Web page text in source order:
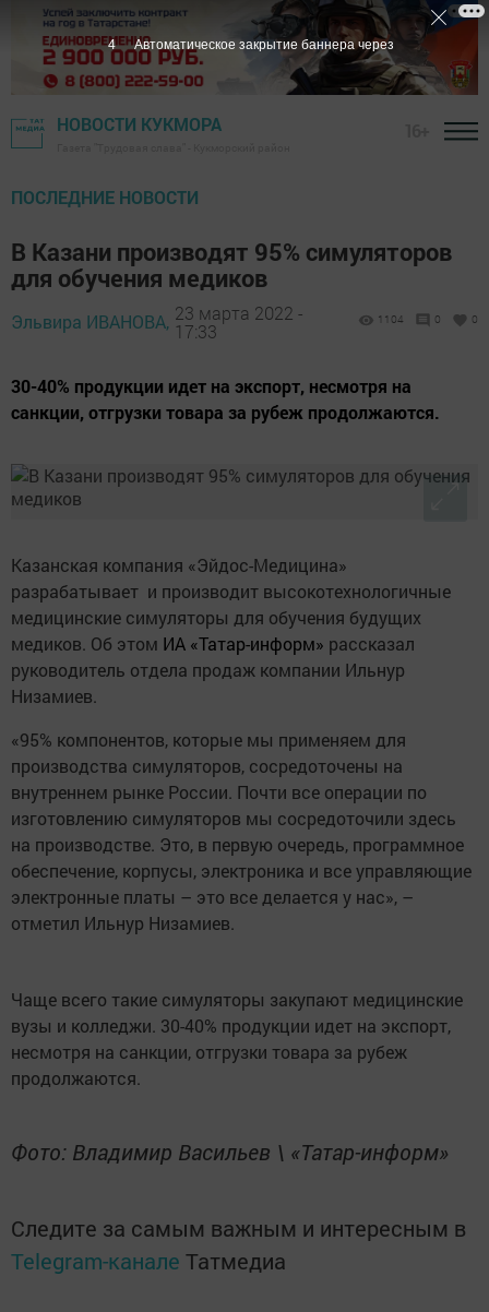
НОВОСТИ КУКМОРА
ПОСЛЕДНИЕ НОВОСТИ
В Казани производят 95% симуляторов
для обучения медиков
Эльвира ИВАНОВА, 23 марта 2022 -
17:33
1104 0 0
30-40% продукции идет на экспорт, несмотря на
санкции, отгрузки товара за рубеж продолжаются.
Казанская компания «Эйдос-Медицина»
разрабатывает и производит высокотехнологичные
медицинские симуляторы для обучения будущих
медиков. Об этом ИА «Татар-информ» рассказал
руководитель отдела продаж компании Ильнур
Низамиев.
«95% компонентов, которые мы применяем для
производства симуляторов, сосредоточены на
внутреннем рынке России. Почти все операции по
изготовлению симуляторов мы сосредоточили здесь
на производстве. Это, в первую очередь, программное
обеспечение, корпусы, электроника и все управляющие
электронные платы – это все делается у нас», –
отметил Ильнур Низамиев.
Чаще всего такие симуляторы закупают медицинские
вузы и колледжи. 30-40% продукции идет на экспорт,
несмотря на санкции, отгрузки товара за рубеж
продолжаются.
Фото: Владимир Васильев \ «Татар-информ»
Следите за самым важным и интересным в
Telegram-канале Татмедиа
3 Автоматическое закрытие баннера через